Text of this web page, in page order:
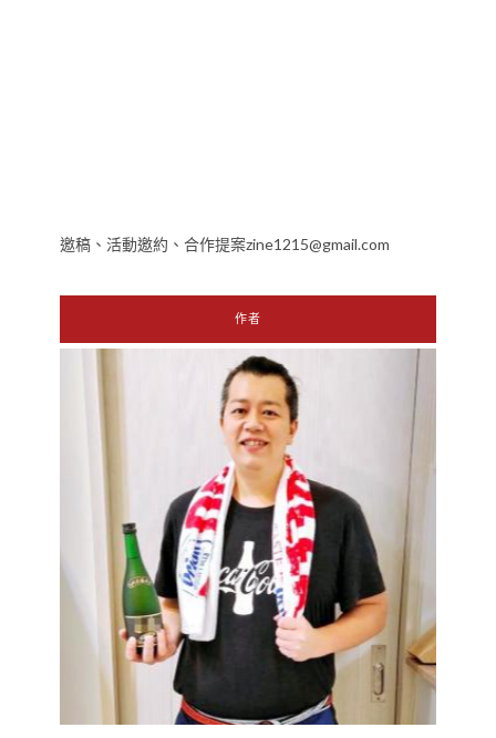
邀稿、活動邀約、合作提案zine1215@gmail.com
作者